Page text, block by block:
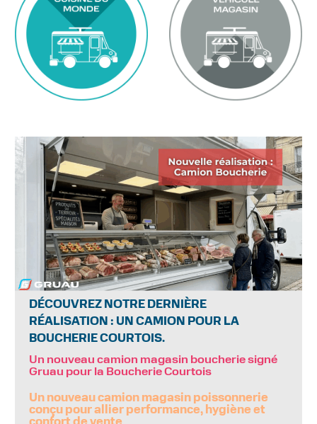
DÉCOUVREZ NOTRE DERNIÈRE
RÉALISATION : UN CAMION POUR LA
BOUCHERIE COURTOIS.
Un nouveau camion magasin boucherie signé
Gruau pour la Boucherie Courtois
Un nouveau camion magasin poissonnerie
conçu pour allier performance, hygiène et